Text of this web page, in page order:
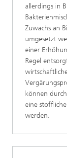
allerdings in
Zuwachs an
umgesetzt
einer
Regel
können
eine
werden.